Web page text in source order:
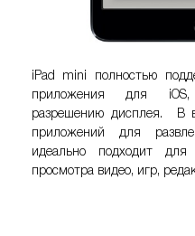
iPad mini
полностью
приложения для iOS,
разрешению дисплея. В
приложений для
идеально подходит
просмотра видео, игр,